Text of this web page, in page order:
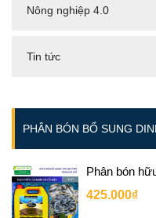
Nông nghiệp 4.0
Tin tức
PHÂN BÓN BỔ SUNG
Phân bón
425.000₫